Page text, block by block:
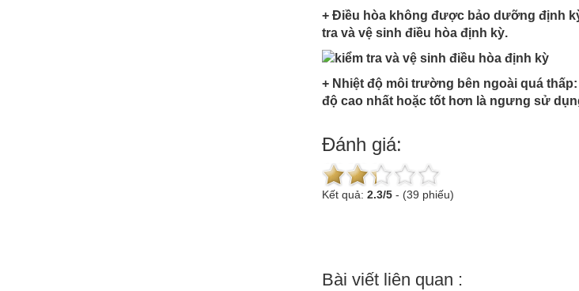
+ Điều hòa không được bảo dưỡng định
tra và vệ sinh điều hòa định kỳ.
+ Nhiệt độ môi trường bên ngoài quá
độ cao nhất hoặc tốt hơn là ngưng sử
Đánh giá:
Kết quả: 2.3/5 - (39 phiếu)
Bài viết liên quan :